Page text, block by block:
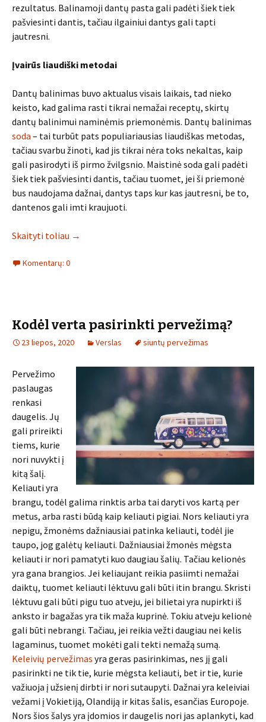
rezultatus. Balinamoji dantų pasta gali padėti šiek tiek
pašviesinti dantis, tačiau ilgainiui dantys gali tapti
jautresni.
Įvairūs liaudiški metodai
Dantų balinimas buvo aktualus visais laikais, tad nieko
keisto, kad galima rasti tikrai nemažai receptų, skirtų
dantų balinimui naminėmis priemonėmis. Dantų balinimas
soda – tai turbūt pats populiariausias liaudiškas metodas,
tačiau svarbu žinoti, kad jis tikrai nėra toks nekaltas, kaip
gali pasirodyti iš pirmo žvilgsnio. Maistinė soda gali padėti
šiek tiek pašviesinti dantis, tačiau tuomet, jei ši priemonė
bus naudojama dažnai, dantys taps kur kas jautresni, be to,
dantenos gali imti kraujuoti.
Skaityti toliau →
Komentarų: 0
Kodėl verta pasirinkti pervežimą?
23 liepos, 2020 Verslas siuntų pervežimas
Pervežimo
paslaugas
renkasi
daugelis. Jų
gali prireikti
tiems, kurie
nori nuvykti į
kitą šalį.
Keliauti yra
brangu, todėl galima rinktis arba tai daryti vos kartą per
metus, arba rasti būdą kaip keliauti pigiai. Nors keliauti yra
nepigu, žmonėms dažniausiai patinka keliauti, todėl jie
taupo, jog galėtų keliauti. Dažniausiai žmonės mėgsta
keliauti ir nori pamatyti kuo daugiau šalių. Tačiau kelionės
yra gana brangios. Jei keliaujant reikia pasiimti nemažai
daiktų, tuomet keliauti lėktuvu gali būti itin brangu. Skristi
lėktuvu gali būti pigu tuo atveju, jei bilietai yra nupirkti iš
anksto ir bagažas yra tik maža kuprinė. Tokiu atveju kelionė
gali būti nebrangi. Tačiau, jei reikia vežti daugiau nei kelis
lagaminus, tuomet mokėti gali tekti nemažą sumą.
Keleivių pervežimas yra geras pasirinkimas, nes jį gali
pasirinkti ne tik tie, kurie mėgsta keliauti, bet ir tie, kurie
važiuoja į užsienį dirbti ir nori sutaupyti. Dažnai yra keleiviai
vežami į Vokietiją, Olandiją ir kitas šalis, esančias Europoje.
Nors šios šalys yra įdomios ir daugelis nori jas aplankyti, kad